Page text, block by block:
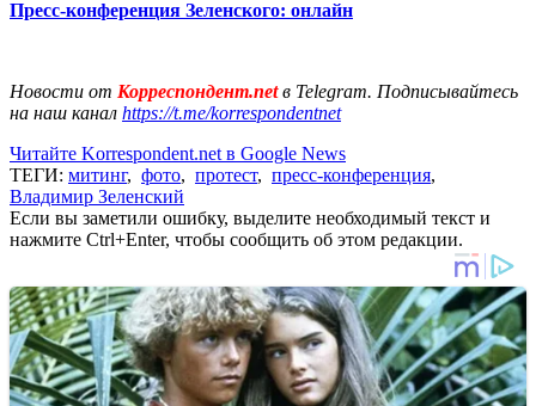
Пресс-конференция Зеленского: онлайн
Новости от Корреспондент.netв Telegram. Подписывайтесь
на наш канал https://t.me/korrespondentnet
Читайте Korrespondent.net в Google News
ТЕГИ: митинг, фото, протест, пресс-конференция,
Владимир Зеленский
Если вы заметили ошибку, выделите необходимый текст и
нажмите Ctrl+Enter, чтобы сообщить об этом редакции.